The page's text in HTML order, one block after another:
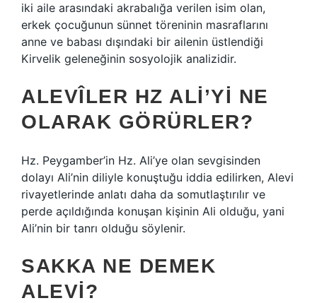
iki aile arasındaki akrabalığa verilen isim olan,
erkek çocuğunun sünnet töreninin masraflarını
anne ve babası dışındaki bir ailenin üstlendiği
Kirvelik geleneğinin sosyolojik analizidir.
ALEVÎLER HZ ALI’YI NE
OLARAK GÖRÜRLER?
Hz. Peygamber’in Hz. Ali’ye olan sevgisinden
dolayı Ali’nin diliyle konuştuğu iddia edilirken, Alevi
rivayetlerinde anlatı daha da somutlaştırılır ve
perde açıldığında konuşan kişinin Ali olduğu, yani
Ali’nin bir tanrı olduğu söylenir.
SAKKA NE DEMEK
ALEVI?